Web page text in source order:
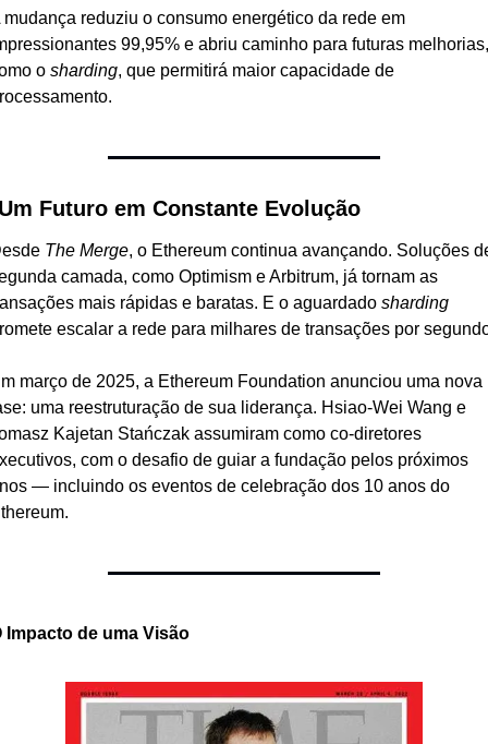
mudança reduziu o consumo energético da rede em
99,95% e abriu caminho para futuras melhorias,
o sharding, que permitirá maior capacidade de
Futuro em Constante Evolução
The Merge, o Ethereum continua avançando. Soluções
camada, como Optimism e Arbitrum, já tornam as
mais rápidas e baratas. E o aguardado sharding
escalar a rede para milhares de transações por
março de 2025, a Ethereum Foundation anunciou uma nova
uma reestruturação de sua liderança. Hsiao-Wei Wang e
Kajetan Stańczak assumiram como co-diretores
com o desafio de guiar a fundação pelos próximos
— incluindo os eventos de celebração dos 10 anos do
Impacto de uma Visão